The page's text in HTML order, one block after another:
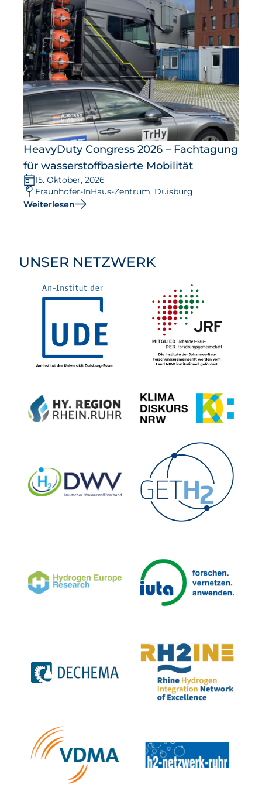
HeavyDuty Congress 2026 – Fachtagung
für wasserstoffbasierte Mobilität
15. Oktober, 2026
Fraunhofer-InHaus-Zentrum, Duisburg
Weiterlesen
UNSER NETZWERK